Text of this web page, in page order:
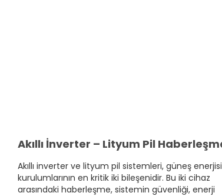
Akıllı inverter ve lityum pil sistemleri, güneş enerjisi
kurulumlarının en kritik iki bileşenidir. Bu iki cihaz
arasındaki haberleşme, sistemin güvenliği, enerji